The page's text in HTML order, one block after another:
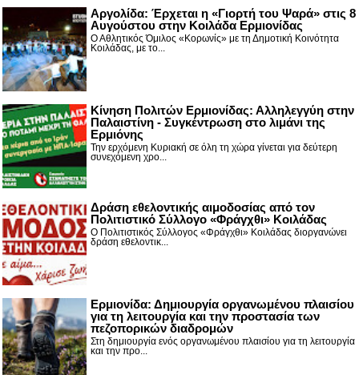
Αργολίδα: Έρχεται η «Γιορτή του Ψαρά» στις 8
Αυγούστου στην Κοιλάδα Ερμιονίδας
Ο Αθλητικός Όμιλος «Κορωνίς» με τη Δημοτική Κοινότητα
Κοιλάδας, με το...
Κίνηση Πολιτών Ερμιονίδας: Αλληλεγγύη στην
Παλαιστίνη - Συγκέντρωση στο λιμάνι της
Ερμιόνης
Την ερχόμενη Κυριακή σε όλη τη χώρα γίνεται για δεύτερη
συνεχόμενη χρο...
Δράση εθελοντικής αιμοδοσίας από τον
Πολιτιστικό Σύλλογο «Φράγχθι» Κοιλάδας
Ο Πολιτιστικός Σύλλογος «Φράγχθι» Κοιλάδας διοργανώνει
δράση εθελοντικ...
Ερμιονίδα: Δημιουργία οργανωμένου πλαισίου
για τη λειτουργία και την προστασία των
πεζοπορικών διαδρομών
Στη δημιουργία ενός οργανωμένου πλαισίου για τη λειτουργία
και την προ...